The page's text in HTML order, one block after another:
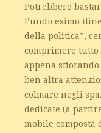
Potrebbero
l’undicesimo
della politica”,
comprimere
appena
ben altra
colmare negli
dedicate (a
mobile